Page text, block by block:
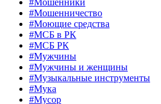
#Мошенники
#Мошенничество
#Моющие средства
#МСБ в РК
#МСБ РК
#Мужчины
#Мужчины и женщины
#Музыкальные инструменты
#Мука
#Мусор